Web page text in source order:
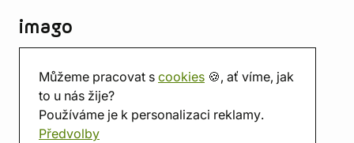
Můžeme pracovat s cookies 🍪, ať víme, jak
to u nás žije?
Používáme je k personalizaci reklamy.
Předvolby
imago
Prodejna
Herna
O nás
Hodnocení obchodu